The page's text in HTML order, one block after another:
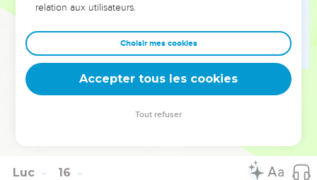
ὁ δὲ εἶπεν αὐτῷ· Τέκνον, σὺ πάντοτε μετ’ ἐμοῦ εἶ,
εὐφρανθῆναι δὲ καὶ χαρῆναι ἔδει, ὅτι ὁ ἀδελφός
σου οὗτος νεκρὸς ἦν καὶ ἔζησεν, καὶ ἀπολωλὼς καὶ
εὑρέθη.
Hébreu : © Westminster Leningrad Codex - tanach.us --- Grec : © 2010 by the
Luc 16
relation aux utilisateurs.
Choisir mes cookies
Accepter tous les cookies
Tout refuser